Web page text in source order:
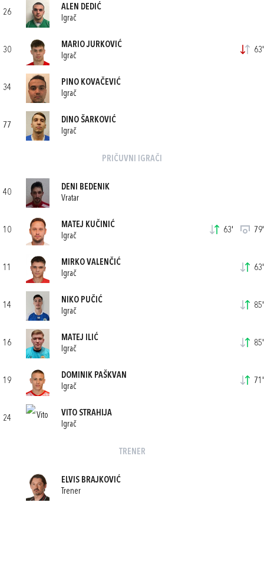
26
ALEN DEDIĆ
Igrač
30
MARIO JURKOVIĆ
Igrač
63'
34
PINO KOVAČEVIĆ
Igrač
77
DINO ŠARKOVIĆ
Igrač
PRIČUVNI IGRAČI
40
DENI BEDENIK
Vratar
10
MATEJ KUČINIĆ
Igrač
63' 79'
11
MIRKO VALENČIĆ
Igrač
63'
14
NIKO PUČIĆ
Igrač
85'
16
MATEJ ILIĆ
Igrač
85'
19
DOMINIK PAŠKVAN
Igrač
71'
24
VITO STRAHIJA
Igrač
TRENER
ELVIS BRAJKOVIĆ
Trener